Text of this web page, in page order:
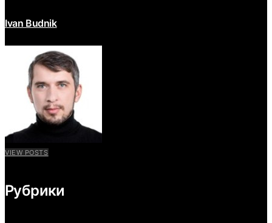
Ivan Budnik
VIEW POSTS
Рубрики